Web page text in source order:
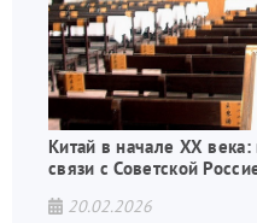
Китай в начале XX
связи с Советской
20.02.2026